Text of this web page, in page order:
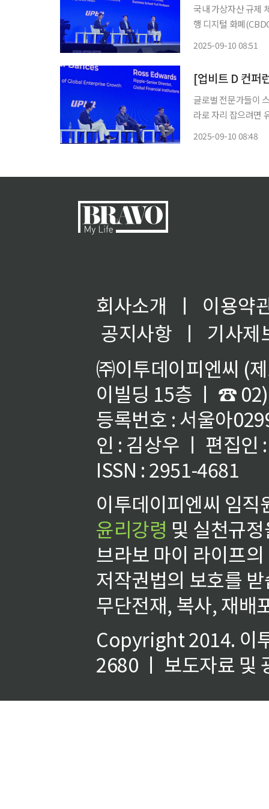
국내 가상자산 규제
행 디지털 화폐
2025-09-10 08:51
글로벌 전문가들이
라로 자리 잡으려면 유
2025-09-10 08:48
회사소개 ㅣ
이용약
공지사항
ㅣ
기사제
㈜이투데이피엔씨 (
이빌딩 15층 ㅣ ☎
등록번호 : 서울아
인 : 김상우 ㅣ 편집인
ISSN : 2951-4681
이투데이피엔씨 임
윤리강령 및 실천규
브라보 마이 라이프
저작권법의 보호를
무단전재, 복사, 재배
Copyright 2014. 이
2680 ㅣ 보도자료